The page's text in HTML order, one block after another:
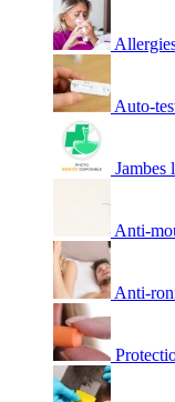
Auto-
Jambes
Anti-
Anti-